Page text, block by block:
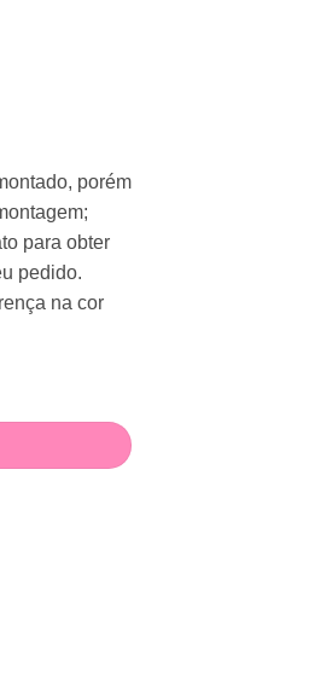
porém
para obter
pedido.
na cor